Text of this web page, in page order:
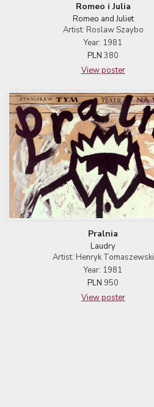
Romeo i Julia
Romeo and Juliet
Artist: Roslaw Szaybo
Year: 1981
PLN 380
View poster
Pralnia
Laudry
Artist: Henryk Tomaszewski
Year: 1981
PLN 950
View poster